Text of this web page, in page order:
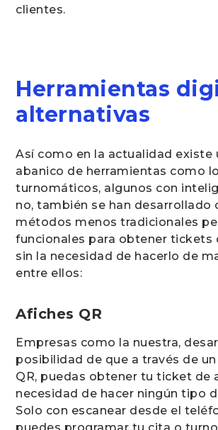
clientes.
Herramientas
alternativas
Así como en la actualidad existe
abanico de herramientas como
turnomáticos, algunos con
no, también se han desarrollado
métodos menos tradicionales
funcionales para obtener tickets
sin la necesidad de hacerlo de
entre ellos:
Afiches QR
Empresas como la nuestra,
posibilidad de que a través de
QR, puedas obtener tu ticket de
necesidad de hacer ningún tipo
Solo con escanear desde el